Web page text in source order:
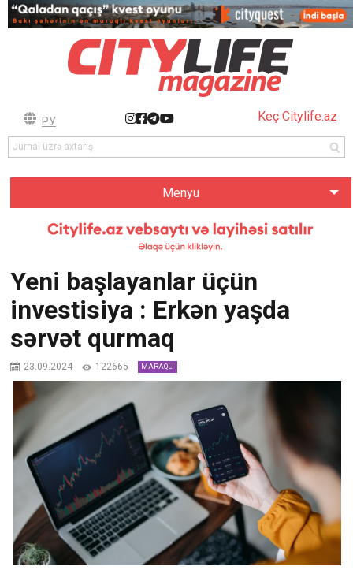
РУ Keç Citylife.az
Menyu
Yeni başlayanlar üçün
investisiya : Erkən yaşda
sərvət qurmaq
23.09.2024 122665 MARAQLI